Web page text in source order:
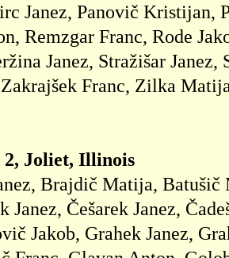
Janez, Panovič Kristijan,
Remzgar Franc, Rode
Janez, Stražišar Janez,
Franc, Zilka
2, Joliet, Illinois
Brajdič Matija,
Češarek Janez,
Jakob, Grahek Janez,